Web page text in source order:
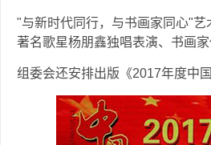
"与新时代同行，与书画家同心"
著名歌星杨朋鑫独唱表演、书画
组委会还安排出版《2017年度中